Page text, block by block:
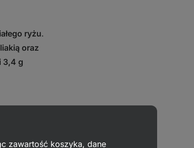
ryżu.
oraz
3,4 g
zawartość koszyka, dane